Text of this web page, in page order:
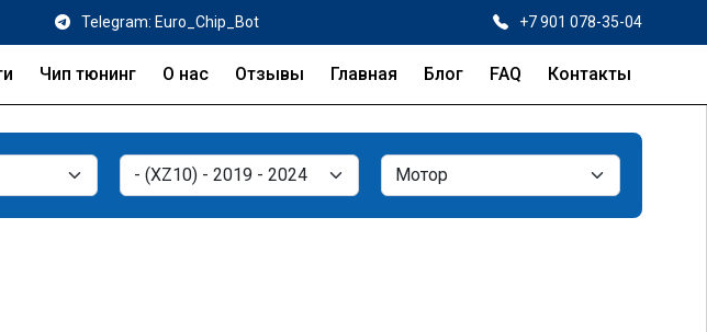
Telegram: Euro_Chip_Bot +7 901 078-35-04
Чип тюнинг О нас Отзывы Главная Блог FAQ Контакты